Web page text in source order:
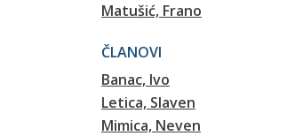
Matušić, Frano
ČLANOVI
Banac, Ivo
Letica, Slaven
Mimica, Neven